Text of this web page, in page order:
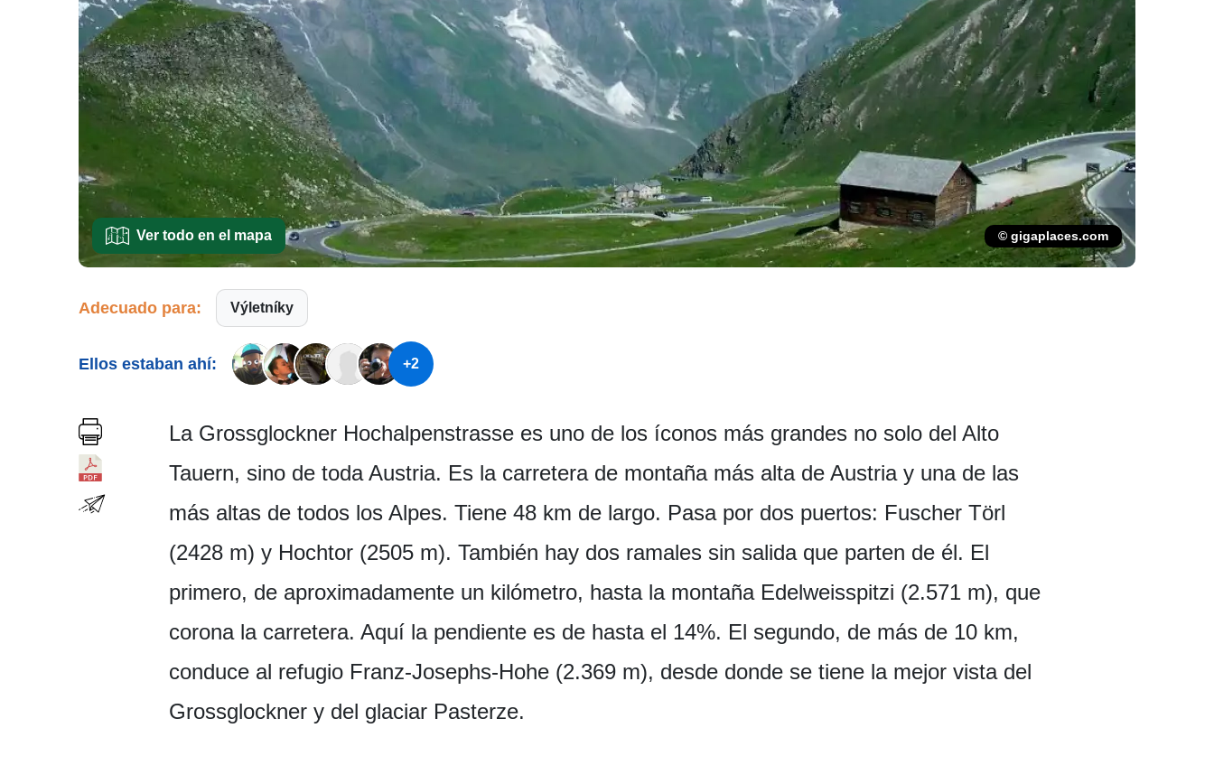
Ver todo en el mapa © gigaplaces.com
Adecuado para: Výletníky
Ellos estaban ahí: +2
La Grossglockner Hochalpenstrasse es uno de los íconos más grandes no solo del Alto
Tauern, sino de toda Austria. Es la carretera de montaña más alta de Austria y una de las
más altas de todos los Alpes. Tiene 48 km de largo. Pasa por dos puertos: Fuscher Törl
(2428 m) y Hochtor (2505 m). También hay dos ramales sin salida que parten de él. El
primero, de aproximadamente un kilómetro, hasta la montaña Edelweisspitzi (2.571 m), que
corona la carretera. Aquí la pendiente es de hasta el 14%. El segundo, de más de 10 km,
conduce al refugio Franz-Josephs-Hohe (2.369 m), desde donde se tiene la mejor vista del
Grossglockner y del glaciar Pasterze.